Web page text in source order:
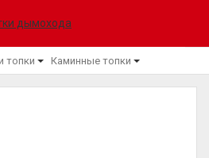
дымохода
топки Каминные топки